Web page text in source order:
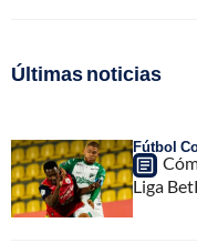
Últimas noticias
Fútbol
Liga